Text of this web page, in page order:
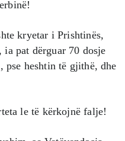
kryetar i Prishtinës,
pat dërguar 70 dosje
pse heshtin të gjithë, dhe
le të kërkojnë falje!